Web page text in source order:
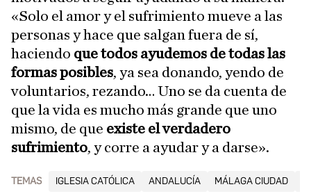
«Solo el amor y el sufrimiento mueve a las
personas y hace que salgan fuera de sí,
haciendo que todos ayudemos de todas las
formas posibles, ya sea donando, yendo de
voluntarios, rezando… Uno se da cuenta de
que la vida es mucho más grande que uno
mismo, de que existe el verdadero
sufrimiento, y corre a ayudar y a darse».
TEMAS IGLESIA CATÓLICA ANDALUCÍA MÁLAGA CIUDAD